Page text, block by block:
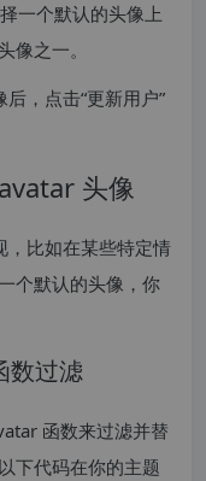
一个默认的头像上
像之一。
，点击“更新用户”
头像
，比如在某些特定情
个默认的头像，你
数过滤
函数来过滤并替
下代码在你的主题